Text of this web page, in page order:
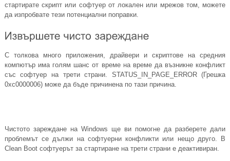
стартирате скрипт или софтуер от локален или мрежов том, можете
да изпробвате тези потенциални поправки.
С толкова много приложения, драйвери и скриптове на средния
компютър има голям шанс от време на време да възникне конфликт
със софтуер на трети страни. STATUS_IN_PAGE_ERROR (Грешка
0xc0000006) може да бъде причинена по тази причина.
Чистото зареждане на Windows ще ви помогне да разберете дали
проблемът се дължи на софтуерни конфликти или нещо друго. В
Clean Boot софтуерът за стартиране на трети страни е деактивиран.